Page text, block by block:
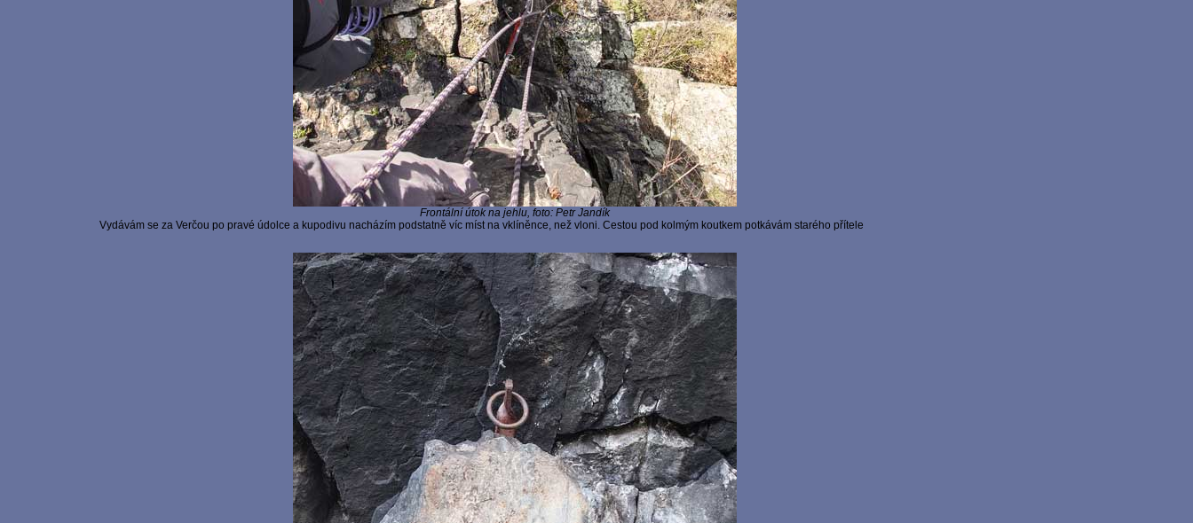
Frontální útok na jehlu, foto: Petr Jandík
Vydávám se za Verčou po pravé údolce a kupodivu nacházím podstatně víc míst na vklíněnce, než vloni. Cestou pod kolmým koutkem potkávám starého přítele